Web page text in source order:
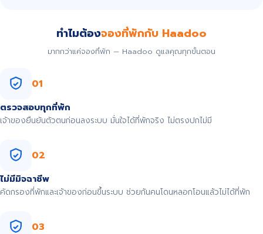
ทำไมต้องจองที่พักกับ Haadoo
มากกว่าแค่จองที่พัก — Haadoo ดูแลคุณทุกขั้นตอน
01
ตรวจสอบทุกที่พัก
เจ้าของยืนยันตัวตนก่อนลงระบบ มั่นใจได้ที่พักจริง ไม่ตรงปกไม่มี
02
ไม่มีมิจฉาชีพ
คัดกรองที่พักและเจ้าของก่อนขึ้นระบบ ช่วยกันคนโดนหลอกโอนแล้วไม่ได้ที่พัก
03